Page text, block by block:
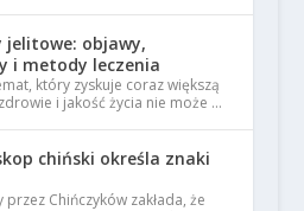
jelitowe: objawy,
i metody leczenia
który zyskuje coraz większą
i jakość życia nie może …
chiński określa znaki
Chińczyków zakłada, że